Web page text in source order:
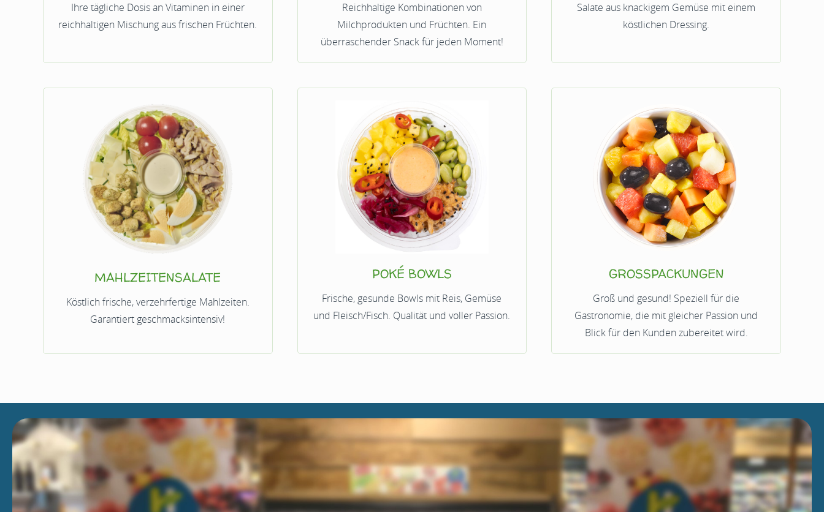
Ihre tägliche Dosis an Vitaminen in einer
reichhaltigen Mischung aus frischen Früchten.
Reichhaltige Kombinationen von
Milchprodukten und Früchten. Ein
überraschender Snack für jeden Moment!
Salate aus knackigem Gemüse mit einem
köstlichen Dressing.
MAHLZEITENSALATE
Köstlich frische, verzehrfertige Mahlzeiten.
Garantiert geschmacksintensiv!
POKÉ BOWLS
Frische, gesunde Bowls mit Reis, Gemüse
und Fleisch/Fisch. Qualität und voller Passion.
GROSSPACKUNGEN
Groß und gesund! Speziell für die
Gastronomie, die mit gleicher Passion und
Blick für den Kunden zubereitet wird.